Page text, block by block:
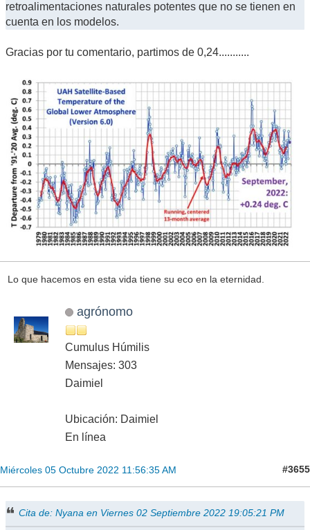
retroalimentaciones naturales potentes que no se tienen en
cuenta en los modelos.
Gracias por tu comentario, partimos de 0,24...........
Lo que hacemos en esta vida tiene su eco en la eternidad.
agrónomo
Cumulus Húmilis
Mensajes: 303
Daimiel
Ubicación: Daimiel
En línea
Miércoles 05 Octubre 2022 11:56:35 AM #3655
Cita de: Nyana en Viernes 02 Septiembre 2022 19:05:21 PM